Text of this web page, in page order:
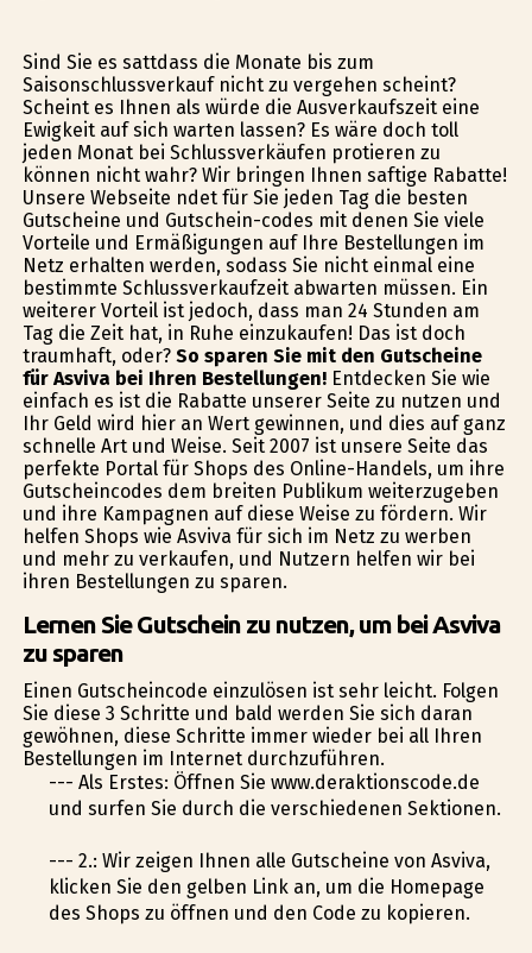
Sind Sie es sattdass die Monate bis zum
Saisonschlussverkauf nicht zu vergehen scheint?
Scheint es Ihnen als würde die Ausverkaufszeit eine
Ewigkeit auf sich warten lassen? Es wäre doch toll
jeden Monat bei Schlussverkäufen profitieren zu
können nicht wahr? Wir bringen Ihnen saftige Rabatte!
Unsere Webseite findet für Sie jeden Tag die besten
Gutscheine und Gutschein-codes mit denen Sie viele
Vorteile und Ermäßigungen auf Ihre Bestellungen im
Netz erhalten werden, sodass Sie nicht einmal eine
bestimmte Schlussverkaufzeit abwarten müssen. Ein
weiterer Vorteil ist jedoch, dass man 24 Stunden am
Tag die Zeit hat, in Ruhe einzukaufen! Das ist doch
traumhaft, oder? So sparen Sie mit den Gutscheine
für Asviva bei Ihren Bestellungen!Entdecken Sie wie
einfach es ist die Rabatte unserer Seite zu nutzen und
Ihr Geld wird hier an Wert gewinnen, und dies auf ganz
schnelle Art und Weise. Seit 2007 ist unsere Seite das
perfekte Portal für Shops des Online-Handels, um ihre
Gutscheincodes dem breiten Publikum weiterzugeben
und ihre Kampagnen auf diese Weise zu fördern. Wir
helfen Shops wie Asviva für sich im Netz zu werben
und mehr zu verkaufen, und Nutzern helfen wir bei
ihren Bestellungen zu sparen.
Lernen Sie Gutschein zu nutzen, um bei Asviva
zu sparen
Einen Gutscheincode einzulösen ist sehr leicht. Folgen
Sie diese 3 Schritte und bald werden Sie sich daran
gewöhnen, diese Schritte immer wieder bei all Ihren
Bestellungen im Internet durchzuführen.
--- Als Erstes: Öffnen Sie www.deraktionscode.de
und surfen Sie durch die verschiedenen Sektionen.
--- 2.: Wir zeigen Ihnen alle Gutscheine von Asviva,
klicken Sie den gelben Link an, um die Homepage
des Shops zu öffnen und den Code zu kopieren.